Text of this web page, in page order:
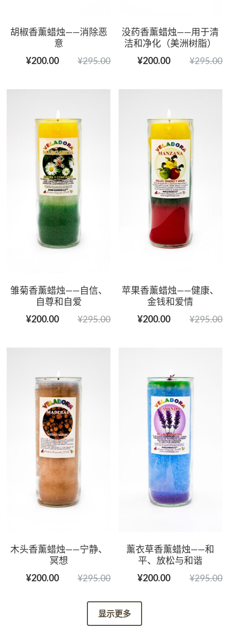
胡椒香薰蜡烛——消除恶
意
¥200.00
¥295.00
没药香薰蜡烛——用于清
洁和净化（美洲树脂）
¥200.00
¥295.00
雏菊香薰蜡烛——自信、
自尊和自爱
¥200.00
¥295.00
苹果香薰蜡烛——健康、
金钱和爱情
¥200.00
¥295.00
木头香薰蜡烛——宁静、
冥想
¥200.00
¥295.00
薰衣草香薰蜡烛——和
平、放松与和谐
¥200.00
¥295.00
显示更多